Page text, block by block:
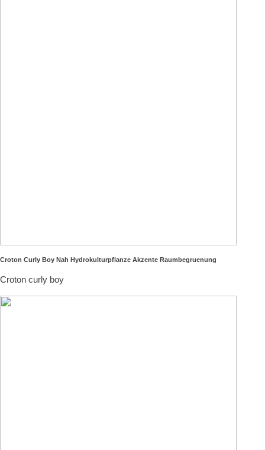
Croton Curly Boy Nah Hydrokulturpflanze Akzente Raumbegruenung
Croton curly boy